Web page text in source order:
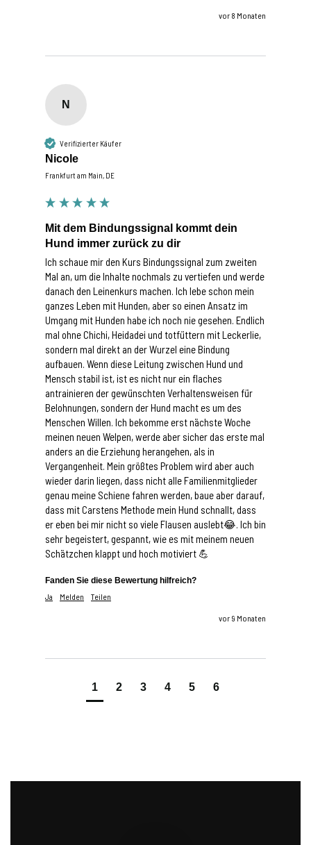
vor 8 Monaten
N
Verifizierter Käufer
Nicole
Frankfurt am Main, DE
Mit dem Bindungssignal kommt dein
Hund immer zurück zu dir
Ich schaue mir den Kurs Bindungssignal zum zweiten
Mal an, um die Inhalte nochmals zu vertiefen und werde
danach den Leinenkurs machen. Ich lebe schon mein
ganzes Leben mit Hunden, aber so einen Ansatz im
Umgang mit Hunden habe ich noch nie gesehen. Endlich
mal ohne Chichi, Heidadei und totfüttern mit Leckerlie,
sondern mal direkt an der Wurzel eine Bindung
aufbauen. Wenn diese Leitung zwischen Hund und
Mensch stabil ist, ist es nicht nur ein flaches
antrainieren der gewünschten Verhaltensweisen für
Belohnungen, sondern der Hund macht es um des
Menschen Willen. Ich bekomme erst nächste Woche
meinen neuen Welpen, werde aber sicher das erste mal
anders an die Erziehung herangehen, als in
Vergangenheit. Mein größtes Problem wird aber auch
wieder darin liegen, dass nicht alle Familienmitglieder
genau meine Schiene fahren werden, baue aber darauf,
dass mit Carstens Methode mein Hund schnallt, dass
er eben bei mir nicht so viele Flausen auslebt😂. Ich bin
sehr begeistert, gespannt, wie es mit meinem neuen
Schätzchen klappt und hoch motiviert 💪
Fanden Sie diese Bewertung hilfreich?
Ja
Melden Teilen
vor 9 Monaten
1 2 3 4 5 6